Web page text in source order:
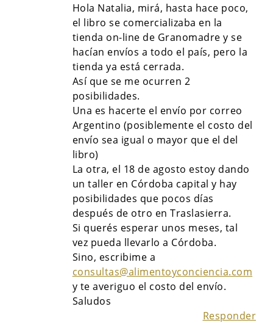
Hola Natalia, mirá, hasta hace poco,
el libro se comercializaba en la
tienda on-line de Granomadre y se
hacían envíos a todo el país, pero la
tienda ya está cerrada.
Así que se me ocurren 2
posibilidades.
Una es hacerte el envío por correo
Argentino (posiblemente el costo del
envío sea igual o mayor que el del
libro)
La otra, el 18 de agosto estoy dando
un taller en Córdoba capital y hay
posibilidades que pocos días
después de otro en Traslasierra.
Si querés esperar unos meses, tal
vez pueda llevarlo a Córdoba.
Sino, escribime a
consultas@alimentoyconciencia.com
y te averiguo el costo del envío.
Saludos
Responder